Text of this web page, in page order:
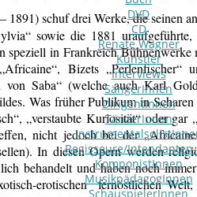
DVD
CD
Renate Wagner
Künstler
Interviews
SängerInnen
DirigentInnen
TänzerInnen
Regisseure/
KomponistInnen
MusikpädagogInnen
SchauspielerInnen
1891) schuf drei Werke, die seinen
sowie die 1881
speziell in Frankreich
Bizets
von Saba“ (welche auch Karl
Was früher Publikum in
„verstaubte Kuriosität“ oder
nicht jedoch bei der
In diesen Opern werden
behandelt und haben noch
erotischen fernöstlichen